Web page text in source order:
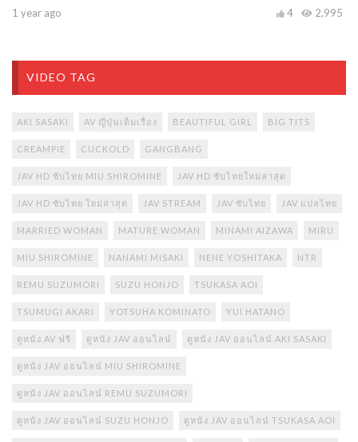
1 year ago 2,995
4
VIDEO TAG
AKI SASAKI AV ญี่ปุ่นเต็มเรื่อง BEAUTIFUL GIRL BIG TITS
CREAMPIE CUCKOLD GANGBANG
JAV HD ซับไทย MIU SHIROMINE JAV HD ซับไทยใหม่ล่าสุด
JAV HD ซับไทย ใหม่ล่าสุด JAV STREAM JAV ซับไทย JAV แปลไทย
MARRIED WOMAN MATURE WOMAN MINAMI AIZAWA MIRU
MIU SHIROMINE NANAMI MISAKI NENE YOSHITAKA NTR
REMU SUZUMORI SUZU HONJO TSUKASA AOI
TSUMUGI AKARI YOTSUHA KOMINATO YUI HATANO
ดูหนัง AV ฟรี ดูหนัง JAV ออนไลน์ ดูหนัง JAV ออนไลน์ AKI SASAKI
ดูหนัง JAV ออนไลน์ MIU SHIROMINE
ดูหนัง JAV ออนไลน์ REMU SUZUMORI
ดูหนัง JAV ออนไลน์ SUZU HONJO ดูหนัง JAV ออนไลน์ TSUKASA AOI